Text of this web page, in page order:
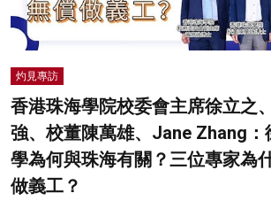
灼見專訪
香港珠海學院校委會主席徐立之
強、校董陳萬雄、Jane Zhang：
學為何與珠海有關？三位專家為
做義工？